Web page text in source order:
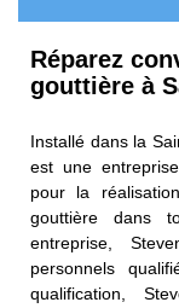
Réparez
gouttière à
Installé dans la
est une
pour la
gouttière dans
entreprise,
personnels
qualification,